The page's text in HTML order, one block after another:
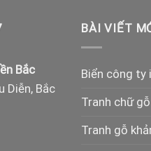
Bắc
Diễn, Bắc
BÀI VIẾT
Biển công ty
Tranh chữ
Tranh gỗ